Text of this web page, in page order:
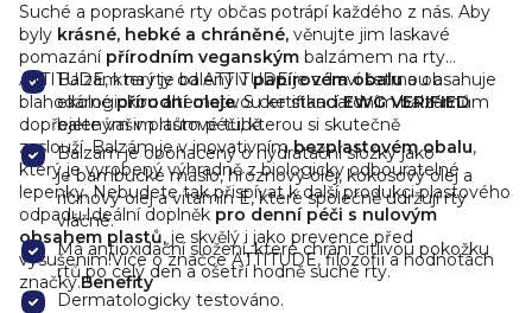
Suché a popraskané rty občas potrápí každého z nás. Aby
byly krásné, hebké a chráněné, věnujte jim laskavé
pomazání přírodním veganským balzámem na rty
ATTITUDE, který je balený vpapírovém obalua obsahuje
blahodárnépřírodní oleje.S certifikacíEWG VERIFIED
dopřejete vašim rtům péči, kterou si skutečně
zaslouží.Balzám je v inovativnímbezplastovém obalu,
který je vyrobený výhradně z biologicky odbouratelné
lepenky. Nebudete tak přispívat k další produkci plastového
odpadu.Ideální doplněk pro denní péči s nulovým
obsahem plastů, je skvělý i jako prevence před
vysušením!Více o značce ATTITUDE, filozofii a hodnotách
značky.Benefity
Balzám na rty od ATTITUDE je zdraví šetrnou a
ekologickou alternativou ke standardním balzámům
baleným v plastové tubě.
Balzám je obohacený o hydratační složky jako
jebambucké máslo, hroznový olej, kokosový olej a
ricinový oleja vitamín E, které společně udržují rty
vláčné.
Má antioxidační složení, které chrání citlivou pokožku
rtů po celý den a ošetří hodně suché rty.
Dermatologicky testováno.